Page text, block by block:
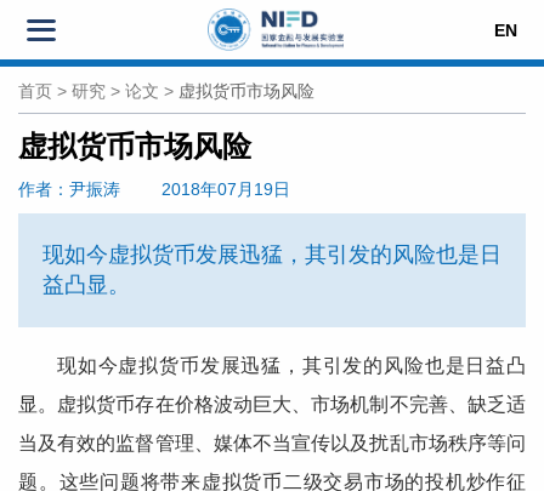
EN
首页 > 研究 > 论文 > 虚拟货币市场风险
虚拟货币市场风险
作者 ：尹振涛 2018年07月19日
现如今虚拟货币发展迅猛，其引发的风险也是日
益凸显。
现如今虚拟货币发展迅猛，其引发的风险也是日益凸
显。虚拟货币存在价格波动巨大、市场机制不完善、缺乏适
当及有效的监督管理、媒体不当宣传以及扰乱市场秩序等问
题。这些问题将带来虚拟货币二级交易市场的投机炒作征